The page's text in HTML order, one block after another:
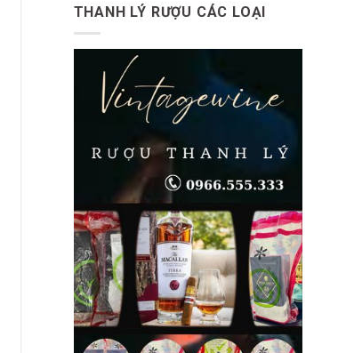
Có
Cồn
Rượu
Ngoại
quận
Giá
Cao
THANH LÝ RƯỢU CÁC LOẠI